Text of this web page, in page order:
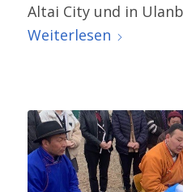
Altai City und in
Weiterlesen